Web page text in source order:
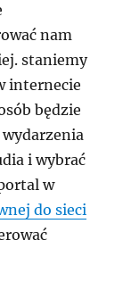
nam
staniemy
internecie
będzie
wydarzenia
i wybrać
w
do sieci